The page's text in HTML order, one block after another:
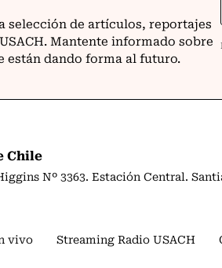
Chile
Nº 3363. Estación Central.
vivo Streaming Radio USACH